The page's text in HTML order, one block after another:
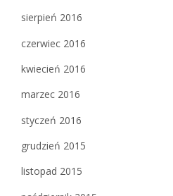
sierpień 2016
czerwiec 2016
kwiecień 2016
marzec 2016
styczeń 2016
grudzień 2015
listopad 2015